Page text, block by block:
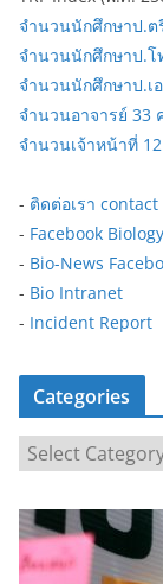
จำนวนนักศึกษาป.ต
จำนวนนักศึกษาป.โ
จำนวนนักศึกษาป.เ
จำนวนอาจารย์ 33
จำนวนเจ้าหน้าที่
- ติดต่อเรา contact
- Facebook Biology
- Bio-News
- Bio Intranet
- Incident Report
Categories
t
e
g